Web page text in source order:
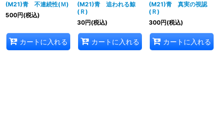
(M21)青 不連続性(Ｍ)
500円(税込)
カートに入れる
(M21)青 追われる鯨
(Ｒ)
30円(税込)
カートに入れる
(M21)青 真実の視認
(Ｒ)
300円(税込)
カートに入れる